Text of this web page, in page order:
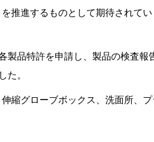
推進するものとして期待されて
品特許を申請し、製品の検査
た。
縮グローブボックス、洗面所、